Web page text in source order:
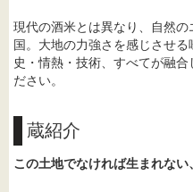
現代の酒米とは異なり、自然
国。大地の力強さを感じさせ
史・情熱・技術、すべてが融
ださい。
蔵紹介
この土地でなければ生まれない